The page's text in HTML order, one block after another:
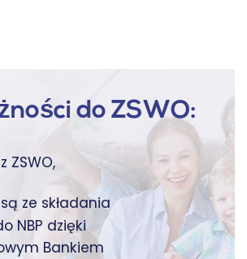
do ZSWO:
ZSWO,
ze składania
NBP dzięki
Bankiem